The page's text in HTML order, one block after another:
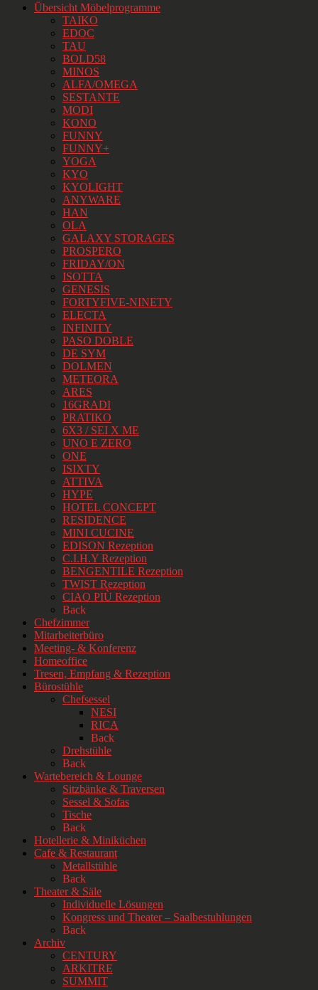
Übersicht Möbelprogramme
TAIKO
EDOC
TAU
BOLD58
MINOS
ALFA/OMEGA
SESTANTE
MODI
KONO
FUNNY
FUNNY+
YOGA
KYO
KYOLIGHT
ANYWARE
HAN
OLA
GALAXY STORAGES
PROSPERO
FRIDAY/ON
ISOTTA
GENESIS
FORTYFIVE-NINETY
ELECTA
INFINITY
PASO DOBLE
DE SYM
DOLMEN
METEORA
ARES
16GRADI
PRATIKO
6X3 / SEI X ME
UNO E ZERO
ONE
ISIXTY
ATTIVA
HYPE
HOTEL CONCEPT
RESIDENCE
MINI CUCINE
EDISON Rezeption
C.I.H.Y Rezeption
BENGENTILE Rezeption
TWIST Rezeption
CIAO PIÙ Rezeption
Back
Chefzimmer
Mitarbeiterbüro
Meeting- & Konferenz
Homeoffice
Tresen, Empfang & Rezeption
Bürostühle
Chefsessel
NESI
RICA
Back
Drehstühle
Back
Wartebereich & Lounge
Sitzbänke & Traversen
Sessel & Sofas
Tische
Back
Hotellerie & Miniküchen
Cafe & Restaurant
Metallstühle
Back
Theater & Säle
Individuelle Lösungen
Kongress und Theater – Saalbestuhlungen
Back
Archiv
CENTURY
ARKITRE
SUMMIT